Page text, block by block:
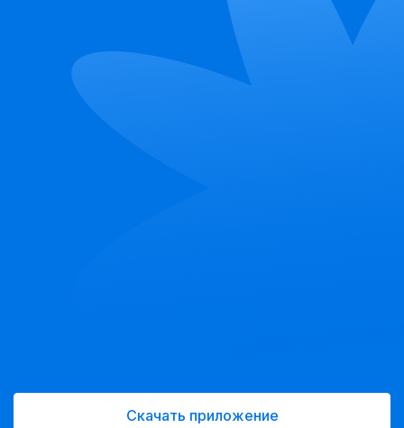
Скачать приложение